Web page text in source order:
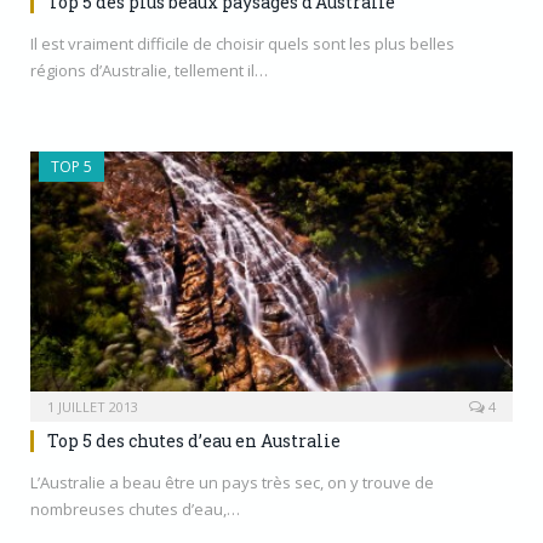
Il est vraiment difficile de choisir quels sont les plus belles
régions d’Australie, tellement il…
TOP 5
1 JUILLET 2013 4
Top 5 des chutes d’eau en Australie
L’Australie a beau être un pays très sec, on y trouve de
nombreuses chutes d’eau,…